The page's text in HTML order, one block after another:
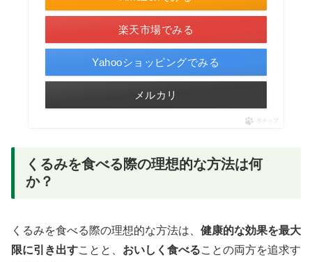
楽天市場でみる
Yahooショッピングでみる
メルカリ
ポチップ
くるみを食べる際の理想的な方法は何
か？
くるみを食べる際の理想的な方法は、 健康的な効果を最大
限に引き出すことと、 おいしく食べることの両方を追求す